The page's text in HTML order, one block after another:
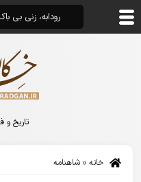
تاریخ و
خانه » شاهنامه
رودابه، زنی بی